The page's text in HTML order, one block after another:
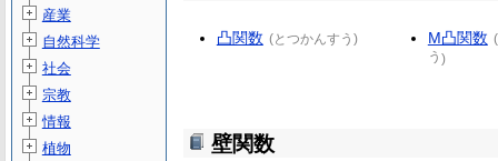
凸関数 (とつかんすう ) M凸関数 (
う )
壁関数
産業
自然科学
社会
宗教
情報
植物